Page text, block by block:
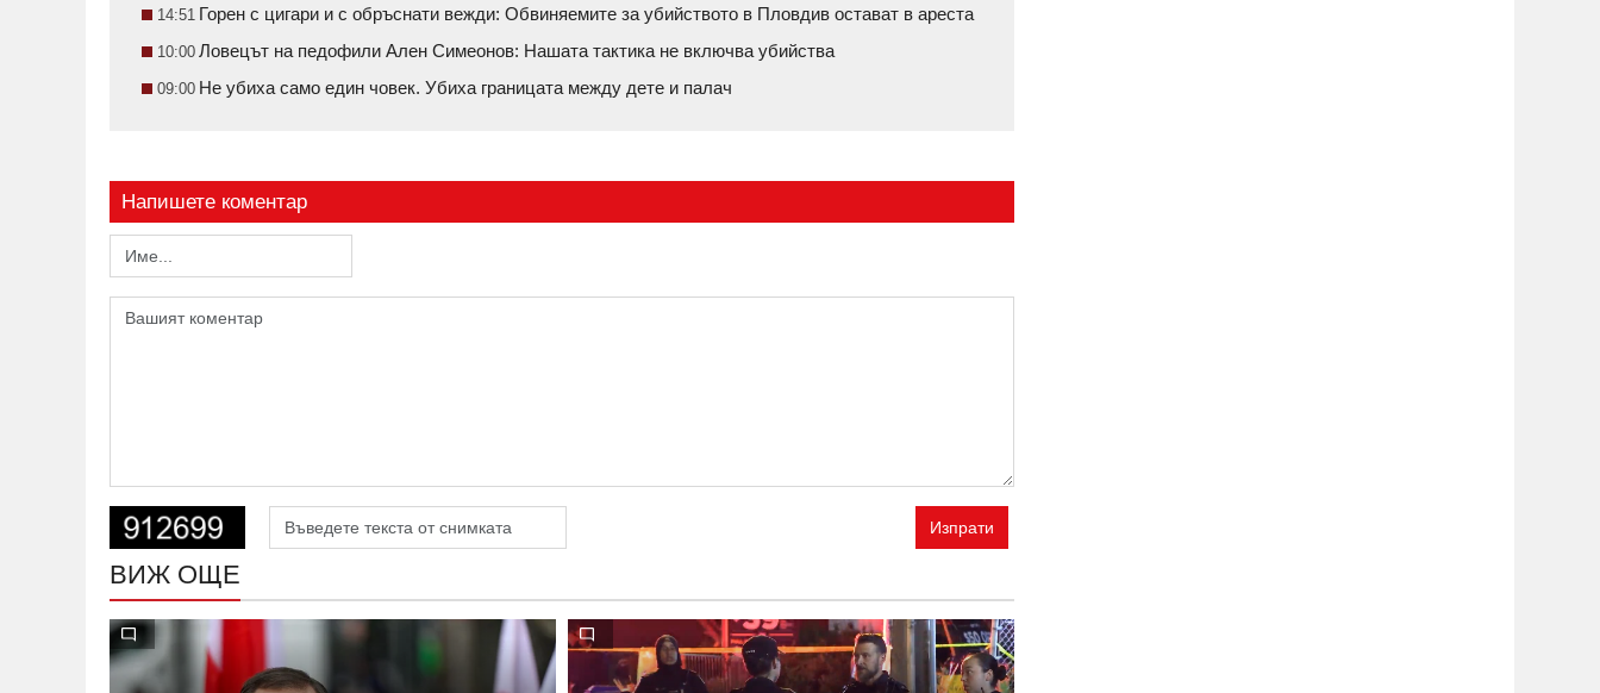
14:51 Горен с цигари и с обръснати вежди: Обвиняемите за убийството в Пловдив остават в ареста
10:00 Ловецът на педофили Ален Симеонов: Нашата тактика не включва убийства
09:00 Не убиха само един човек. Убиха границата между дете и палач
Напишете коментар
Изпрати
ВИЖ ОЩЕ